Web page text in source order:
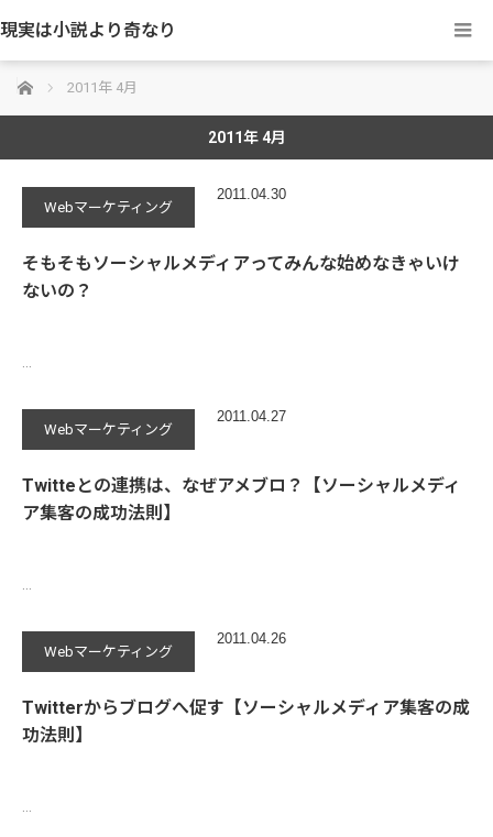
現実は小説より奇なり
ホーム 2011年 4月
2011年 4月
Webマーケティング
2011.04.30
そもそもソーシャルメディアってみんな始めなきゃいけ
ないの？
Webマーケティング
2011.04.27
Twitteとの連携は、なぜアメブロ？【ソーシャルメディ
ア集客の成功法則】
Webマーケティング
2011.04.26
Twitterからブログへ促す【ソーシャルメディア集客の成
功法則】